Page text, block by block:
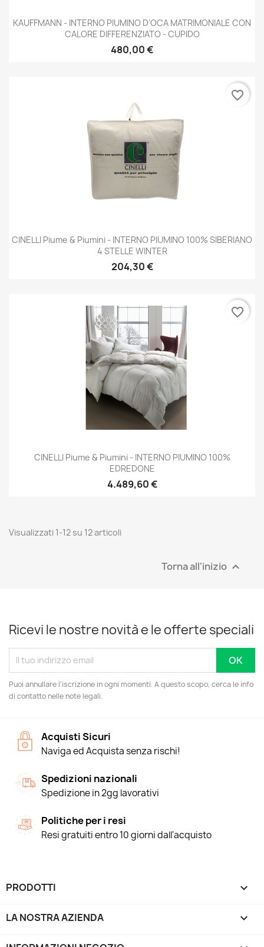
KAUFFMANN - INTERNO PIUMINO D'OCA MATRIMONIALE CON
CALORE DIFFERENZIATO - CUPIDO
480,00 €
CINELLI Piume & Piumini - INTERNO PIUMINO 100% SIBERIANO
4 STELLE WINTER
204,30 €
favorite_border
CINELLI Piume & Piumini - INTERNO PIUMINO 100%
EDREDONE
4.489,60 €
favorite_border
Visualizzati 1-12 su 12 articoli
Torna all'inizio 
Ricevi le nostre novità e le offerte speciali
Puoi annullare l'iscrizione in ogni momenti. A questo scopo, cerca le info
di contatto nelle note legali.
Acquisti Sicuri
Naviga ed Acquista senza rischi!
Spedizioni nazionali
Spedizione in 2gg lavorativi
Politiche per i resi
Resi gratuiti entro 10 giorni dall'acquisto
PRODOTTI 
LA NOSTRA AZIENDA 